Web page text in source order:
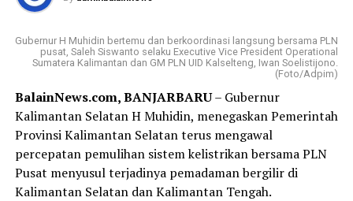
Dalam sambutannya, Gubernur H. Muhidin
menyukseskan program tukar sampah dengan sembako.
Menurut Gubernur H. Muhidin, gerakan tersebut harus
dibarengi dengan budaya menjaga kebersihan, dimulai
dari lingkungan masing masing.
“Program tukar sampah dengan sembako harus menjadi
budaya. Kebersihan harus dimulai dari lingkungan
masing-masing.”
Gubernur H Muhidin bertemu dan berkoordinasi langsung bersama PLN
pusat, Saleh Siswanto selaku Executive Vice President Operational
Sumatera Kalimantan dan GM PLN UID Kalselteng, Iwan Soelistijono.
(Foto/Adpim)
BalainNews.com, BANJARBARU– Gubernur
Kalimantan Selatan H Muhidin, menegaskan Pemerintah
Provinsi Kalimantan Selatan terus mengawal
percepatan pemulihan sistem kelistrikan bersama PLN
Pusat menyusul terjadinya pemadaman bergilir di
Kalimantan Selatan dan Kalimantan Tengah.